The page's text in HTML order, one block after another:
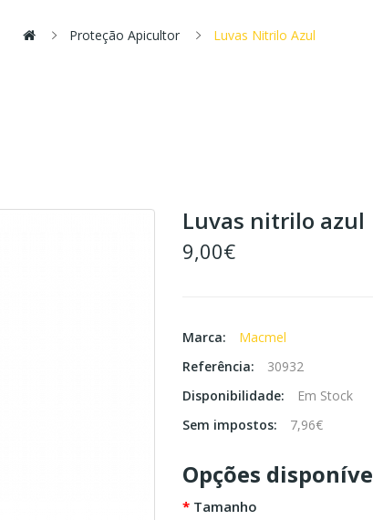
Proteção Apicultor Luvas Nitrilo Azul
Luvas nitrilo azul
9,00€
Marca:
Macmel
Referência:
30932
Disponibilidade:
Em Stock
Sem impostos:
7,96€
Opções
Tamanho